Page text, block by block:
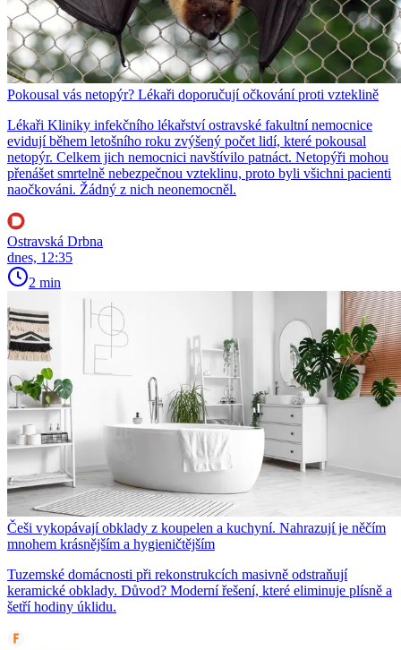
Pokousal vás netopýr? Lékaři doporučují očkování proti vzteklině
Lékaři Kliniky infekčního lékařství ostravské fakultní nemocnice
evidují během letošního roku zvýšený počet lidí, které pokousal
netopýr. Celkem jich nemocnici navštívilo patnáct. Netopýři mohou
přenášet smrtelně nebezpečnou vzteklinu, proto byli všichni pacienti
naočkováni. Žádný z nich neonemocněl.
Ostravská Drbna
dnes, 12:35
2 min
Češi vykopávají obklady z koupelen a kuchyní. Nahrazují je něčím
mnohem krásnějším a hygieničtějším
Tuzemské domácnosti při rekonstrukcích masivně odstraňují
keramické obklady. Důvod? Moderní řešení, které eliminuje plísně a
šetří hodiny úklidu.